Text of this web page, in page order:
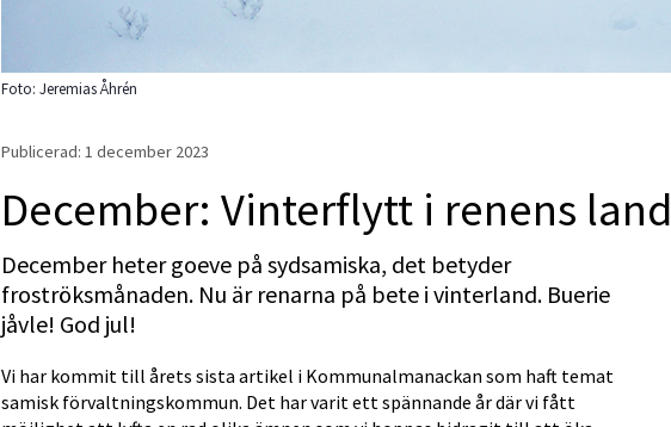
Foto: Jeremias Åhrén
Publicerad: 1 december 2023
December: Vinterflytt i renens land
December heter goeve på sydsamiska, det betyder
froströksmånaden. Nu är renarna på bete i vinterland. Buerie
jåvle! God jul!
Vi har kommit till årets sista artikel i Kommunalmanackan som haft temat
samisk förvaltningskommun. Det har varit ett spännande år där vi fått